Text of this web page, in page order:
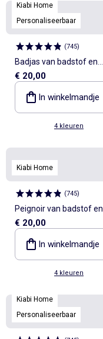
Kiabi Home
Personaliseerbaar
(745)
Badjas van badstof en
katoengaas - Kiabi Home
€ 20,00
In winkelmandje
4 kleuren
Kiabi Home
(745)
Peignoir van badstof en
zachte hydrofielkatoen -
Kiabi Home
€ 20,00
In winkelmandje
4 kleuren
Kiabi Home
Personaliseerbaar